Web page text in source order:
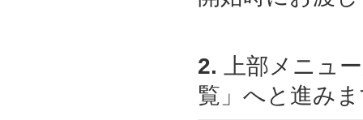
2. 上部メニュ
覧」へと進み